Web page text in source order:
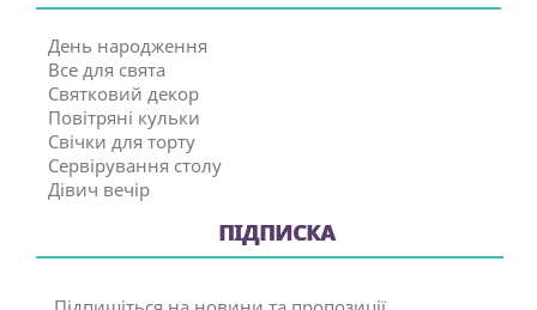
День народження
Все для свята
Святковий декор
Повітряні кульки
Свічки для торту
Сервірування столу
Дівич вечір
ПІДПИСКА